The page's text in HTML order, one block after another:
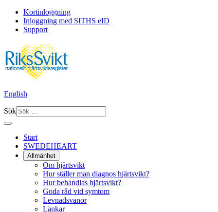
Kortinloggning
Inloggning med SITHS eID
Support
English
Sök
Start
SWEDEHEART
Allmänhet
Om hjärtsvikt
Hur ställer man diagnos hjärtsvikt?
Hur behandlas hjärtsvikt?
Goda råd vid symtom
Levnadsvanor
Länkar